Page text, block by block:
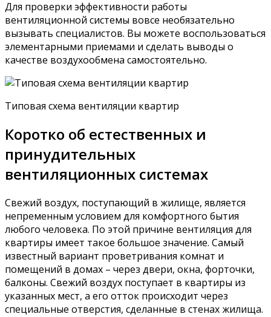
Для проверки эффективности работы
вентиляционной системы вовсе необязательно
вызывать специалистов. Вы можете воспользоваться
элементарными приемами и сделать выводы о
качестве воздухообмена самостоятельно.
Типовая схема вентиляции квартир
Коротко об естественных и
принудительных
вентиляционных системах
Свежий воздух, поступающий в жилище, является
непременным условием для комфортного бытия
любого человека. По этой причине вентиляция для
квартиры имеет такое большое значение. Самый
известный вариант проветривания комнат и
помещений в домах – через двери, окна, форточки,
балконы. Свежий воздух поступает в квартиры из
указанных мест, а его отток происходит через
специальные отверстия, сделанные в стенах жилища.